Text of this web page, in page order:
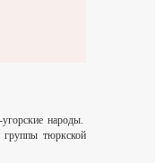
народы.
группы тюркской